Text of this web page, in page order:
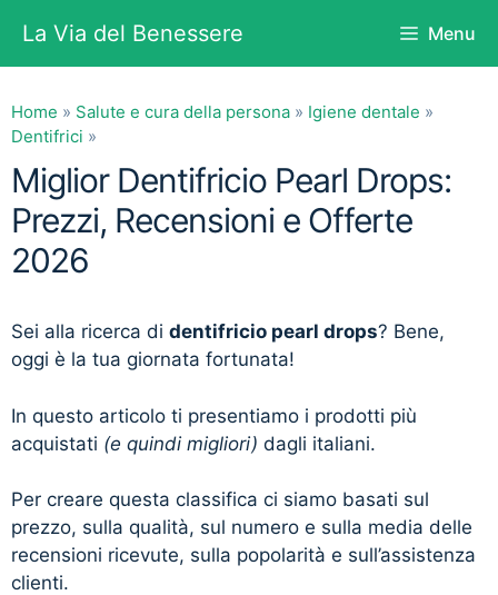
contenuto
La Via del Benessere Menu
Home » Salute e cura della persona » Igiene dentale »
Dentifrici »
Miglior Dentifricio Pearl Drops:
Prezzi, Recensioni e Offerte
2026
Sei alla ricerca di dentifricio pearl drops? Bene,
oggi è la tua giornata fortunata!
In questo articolo ti presentiamo i prodotti più
acquistati (e quindi migliori) dagli italiani.
Per creare questa classifica ci siamo basati sul
prezzo, sulla qualità, sul numero e sulla media delle
recensioni ricevute, sulla popolarità e sull’assistenza
clienti.